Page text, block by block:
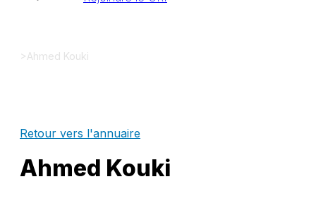
>Ahmed Kouki
Retour vers l'annuaire
Ahmed Kouki